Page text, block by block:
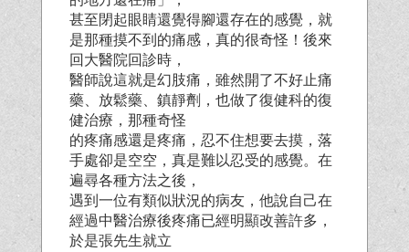
甚至閉起眼睛還覺得腳還存在的感覺，就
是那種摸不到的痛感，真的很奇怪！後來
回大醫院回診時，
醫師說這就是幻肢痛，雖然開了不好止痛
藥、放鬆藥、鎮靜劑，也做了復健科的復
健治療，那種奇怪
的疼痛感還是疼痛，忍不住想要去摸，落
手處卻是空空，真是難以忍受的感覺。在
遍尋各種方法之後，
遇到一位有類似狀況的病友，他說自己在
經過中醫治療後疼痛已經明顯改善許多，
於是張先生就立